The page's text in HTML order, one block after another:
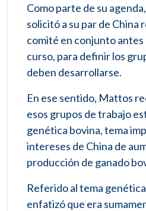
Como parte de su
solicitó a su par de China
comité en conjunto antes
curso, para definir los
deben desarrollarse.
En ese sentido, Mattos
esos grupos de trabajo
genética bovina, tema
intereses de China de
producción de ganado
Referido al tema
enfatizó que era